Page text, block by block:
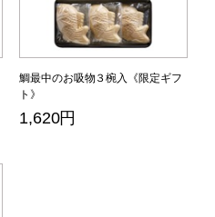
鯛最中のお吸物３椀入《限定ギフ
ト》
1,620円